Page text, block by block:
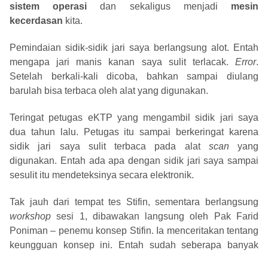
sistem operasidan sekaligus menjadi mesin
kecerdasan kita.
Pemindaian sidik-sidik jari saya berlangsung alot. Entah
mengapa jari manis kanan saya sulit terlacak. Error.
Setelah berkali-kali dicoba, bahkan sampai diulang
barulah bisa terbaca oleh alat yang digunakan.
Teringat petugas eKTP yang mengambil sidik jari saya
dua tahun lalu. Petugas itu sampai berkeringat karena
sidik jari saya sulit terbaca pada alat scanyang
digunakan. Entah ada apa dengan sidik jari saya sampai
sesulit itu mendeteksinya secara elektronik.
Tak jauh dari tempat tes Stifin, sementara berlangsung
workshopsesi 1, dibawakan langsung oleh Pak Farid
Poniman – penemu konsep Stifin. Ia menceritakan tentang
keungguan konsep ini. Entah sudah seberapa banyak